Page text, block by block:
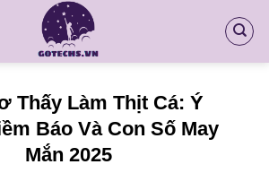
Thấy Làm Thịt Cá: Ý
Báo Và Con Số May
Mắn 2025